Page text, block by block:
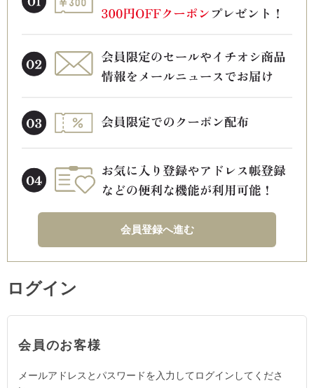
会員登録へ進む
ログイン
会員のお客様
メールアドレスとパスワードを入力してログインしてくださ